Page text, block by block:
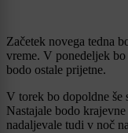
Začetek novega tedna
vreme. V ponedeljek
bodo ostale prijetne.
V torek bo dopoldne še
Nastajale bodo
nadaljevale tudi v noč